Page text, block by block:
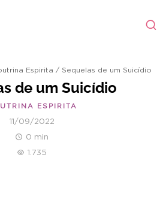
Espirita / Sequelas de um Suicídio
de um Suicídio
ESPIRITA
11/09/2022
0 min
1.735